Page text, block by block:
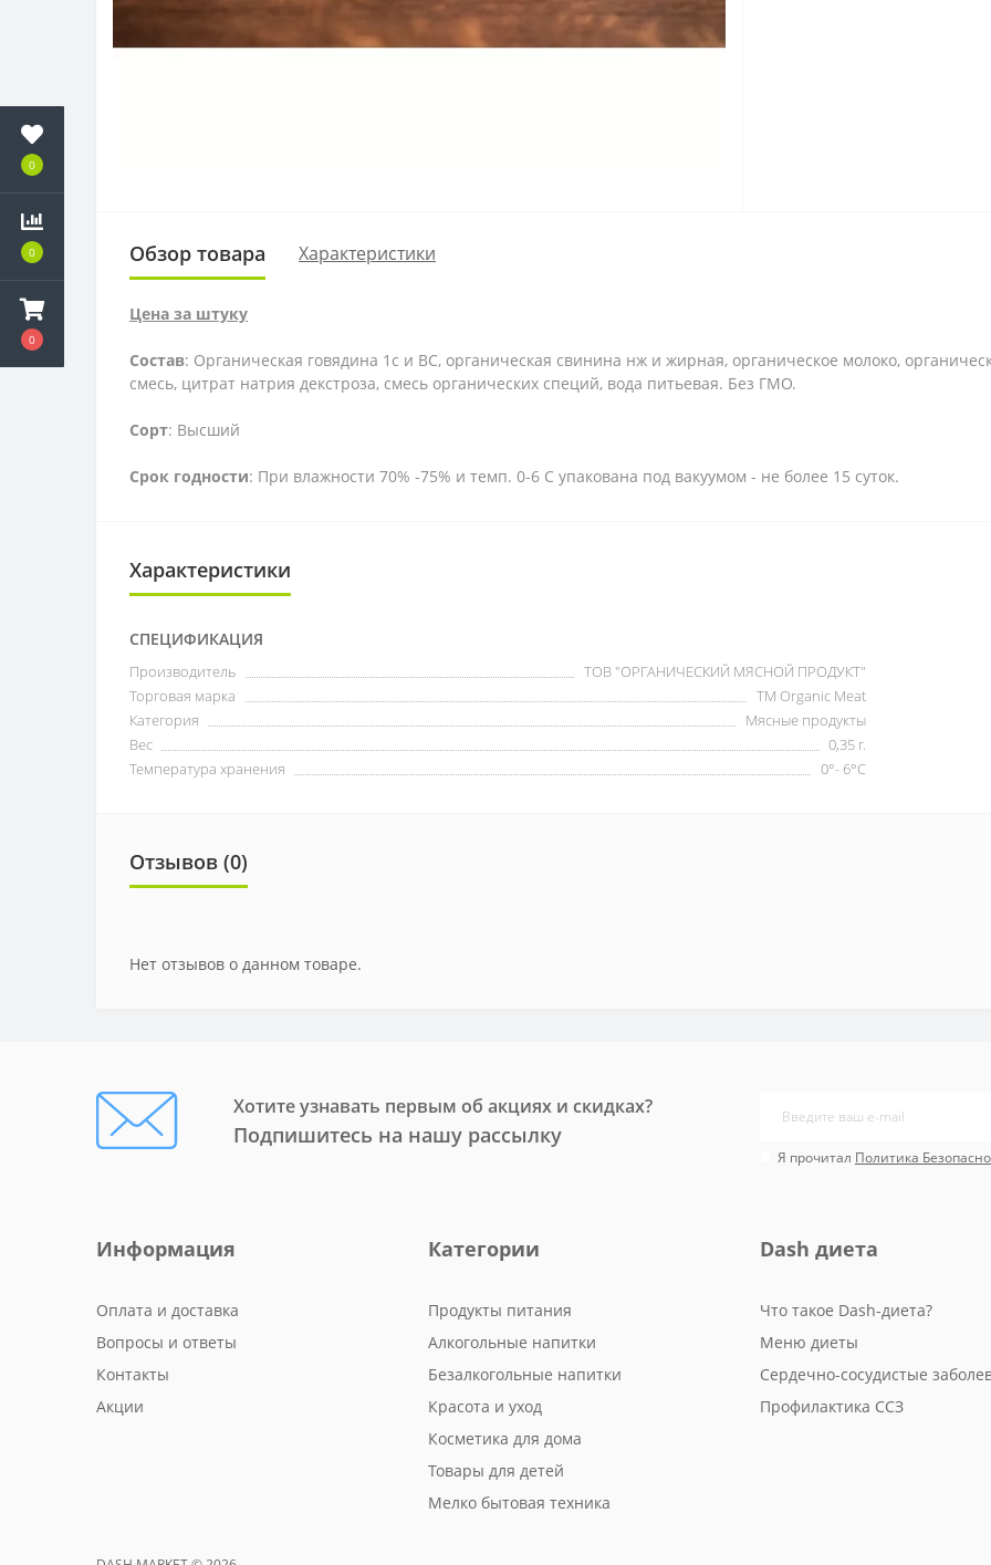
0
0
0
Обзор товара Характеристики
Цена за штуку
Состав: Органическая говядина 1с и ВС, органическая свинина нж и жирная, органическое молоко,
смесь, цитрат натрия декстроза, смесь органических специй, вода питьевая. Без ГМО.
Сорт: Высший
Срок годности: При влажности 70% -75% и темп. 0-6 С упакована под вакуумом - не более 15 суток.
Характеристики
СПЕЦИФИКАЦИЯ
Производитель
ТОВ "ОРГАНИЧЕСКИЙ МЯСНОЙ ПРОДУКТ"
Торговая марка
ТМ Organic Meat
Категория
Мясные продукты
Вес
0,35 г.
Температура хранения
0°- 6°С
Отзывов (0)
Нет отзывов о данном товаре.
Хотите узнавать первым об акциях и скидках?
Подпишитесь на нашу рассылку
Я прочитал Политика
Информация
Оплата и доставка
Вопросы и ответы
Контакты
Акции
Категории
Продукты питания
Алкогольные напитки
Безалкогольные напитки
Красота и уход
Косметика для дома
Товары для детей
Мелко бытовая техника
Dash диета
Что такое Dash-диета?
Меню диеты
Сердечно-сосудистые
Профилактика ССЗ